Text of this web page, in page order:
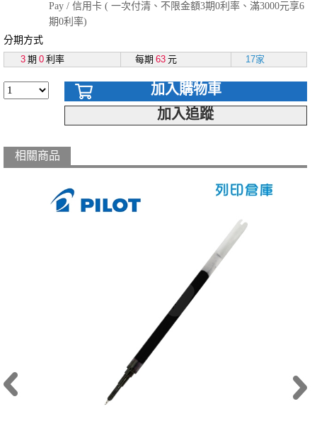
Pay / 信用卡 ( 一次付清、不限金額3期0利率、滿3000元享6
期0利率)
分期方式
3 期 0 利率 每期 63 元 17家
加入購物車
加入追蹤
相關商品